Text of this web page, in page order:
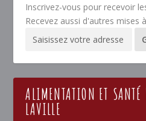
Inscrivez-vous pour recevoir
Recevez aussi d'autres mises
ALIMENTATION ET
LAVILLE